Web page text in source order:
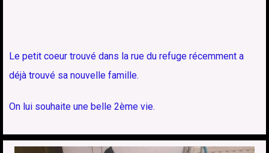
Le petit coeur trouvé dans la rue du refuge récemment a
déjà trouvé sa nouvelle famille.
On lui souhaite une belle 2ème vie.